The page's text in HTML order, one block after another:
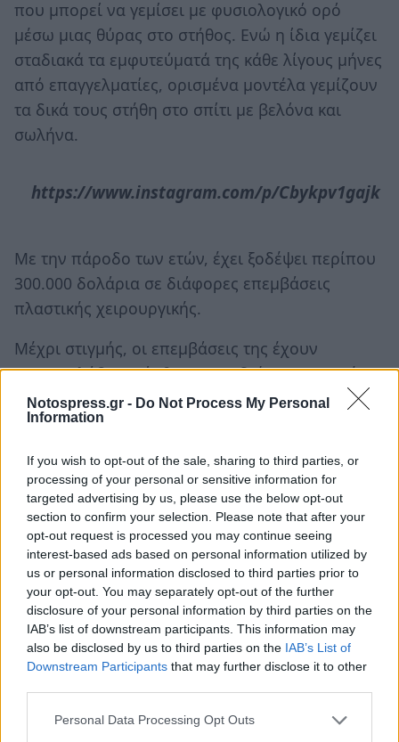
Notospress.gr - Do Not Process My Personal
Information
If you wish to opt-out of the sale, sharing to third parties, or
processing of your personal or sensitive information for
targeted advertising by us, please use the below opt-out
section to confirm your selection. Please note that after your
opt-out request is processed you may continue seeing
interest-based ads based on personal information utilized by
us or personal information disclosed to third parties prior to
your opt-out. You may separately opt-out of the further
disclosure of your personal information by third parties on the
IAB’s list of downstream participants. This information may
also be disclosed by us to third parties on the IAB’s List of
Downstream Participants that may further disclose it to other
Personal Data Processing Opt Outs
που μπορεί να γεμίσει με φυσιολογικό ορό
μέσω μιας θύρας στο στήθος. Ενώ η ίδια γεμίζει
σταδιακά τα εμφυτεύματά της κάθε λίγους μήνες
από επαγγελματίες, ορισμένα μοντέλα γεμίζουν
τα δικά τους στήθη στο σπίτι με βελόνα και
σωλήνα.
https://www.instagram.com/p/Cbykpv1gajk
Με την πάροδο των ετών, έχει ξοδέψει περίπου
300.000 δολάρια σε διάφορες επεμβάσεις
πλαστικής χειρουργικής.
Μέχρι στιγμής, οι επεμβάσεις της έχουν
συμπεριλάβει ανόρθωση φρυδιών, μεταφορές
λίπους, πολλαπλές επεμβάσεις στη μύτη και το
στήθος, όψεις, λιποαναρρόφηση και τρεις
εμφυτεύματα.
https://www.instagram.com/p/Ca8OQ8uAjDZ
Πηγή:newsbeast.gr
Ακολουθήστε τοnotospress.grστο Google News και
μάθετε πρώτοιόλες τις ειδήσεις
ΠΛΑΣΤΙΚΕΣ ΕΠΕΜΒΑΣΕΙΣ